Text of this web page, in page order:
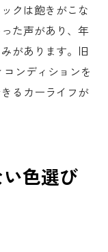
クは飽きがこな
た声があり、年
があります。旧
ンディションを
るカーライフが
色選び